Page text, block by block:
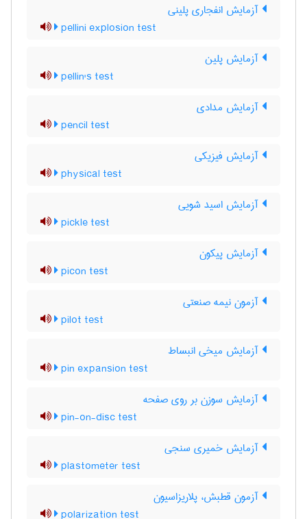
آزمایش انفجاری پلینی
pellini explosion test
آزمایش پلین
pellin's test
آزمایش مدادی
pencil test
آزمایش فیزیکی
physical test
آزمایش اسید شویی
pickle test
آزمایش پیکون
picon test
آزمون نیمه صنعتی
pilot test
آزمایش میخی انبساط
pin expansion test
آزمایش سوزن بر روی صفحه
pin-on-disc test
آزمایش خمیری سنجی
plastometer test
آزمون قطبش، پلاریزاسیون
polarization test